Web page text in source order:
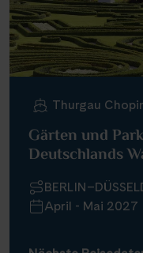
Thurgau
Gärten und
Deutschlands
April - Mai 2027